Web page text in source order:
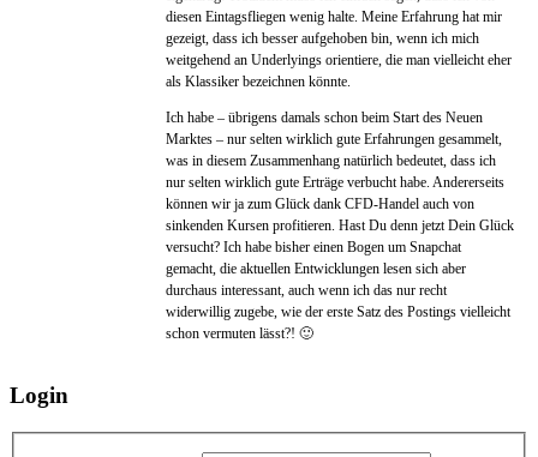
diesen Eintagsfliegen wenig halte. Meine Erfahrung hat mir
gezeigt, dass ich besser aufgehoben bin, wenn ich mich
weitgehend an Underlyings orientiere, die man vielleicht eher
als Klassiker bezeichnen könnte.
Ich habe – übrigens damals schon beim Start des Neuen
Marktes – nur selten wirklich gute Erfahrungen gesammelt,
was in diesem Zusammenhang natürlich bedeutet, dass ich
nur selten wirklich gute Erträge verbucht habe. Andererseits
können wir ja zum Glück dank CFD-Handel auch von
sinkenden Kursen profitieren. Hast Du denn jetzt Dein Glück
versucht? Ich habe bisher einen Bogen um Snapchat
gemacht, die aktuellen Entwicklungen lesen sich aber
durchaus interessant, auch wenn ich das nur recht
widerwillig zugebe, wie der erste Satz des Postings vielleicht
schon vermuten lässt?! 🙂
Login